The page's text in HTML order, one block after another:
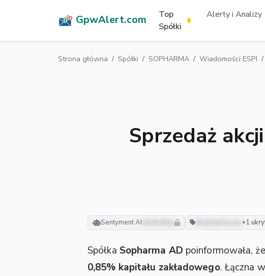
GpwAlert.com
Top
Spółki
Alerty i Analizy
Strona główna Spółki SOPHARMA Wiadomości ESPI
Sprzedaż
Sentyment AI: neutralny +1
Spółka Sopharma AD poinformowała, że
0,85% kapitału zakładowego. Łączna